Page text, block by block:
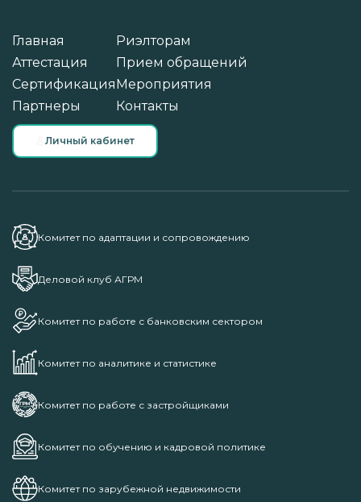
Главная
Аттестация
Сертификация
Партнеры
Риэлторам
Прием обращений
Мероприятия
Контакты
Личный кабинет
Комитет по адаптации и сопровождению
Деловой клуб АГРМ
Комитет по работе с банковским сектором
Комитет по аналитике и статистике
Комитет по работе с застройщиками
Комитет по обучению и кадровой политике
Комитет по зарубежной недвижимости